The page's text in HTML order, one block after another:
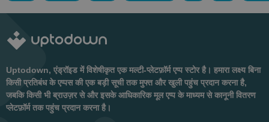
Uptodown, एंड्रॉइड में विशेषीकृत एक मल्टी-प्लेटफ़ॉर्म एप्प स्टोर है। हमारा लक्ष्य बिना
किसी प्रतिबंध के एप्पस की एक बड़ी सूची तक मुफ्त और खुली पहुंच प्रदान करना है,
जबकि किसी भी ब्राउज़र से और इसके आधिकारिक मूल एप्प के माध्यम से कानूनी वितरण
प्लेटफ़ॉर्म तक पहुंच प्रदान करना है।